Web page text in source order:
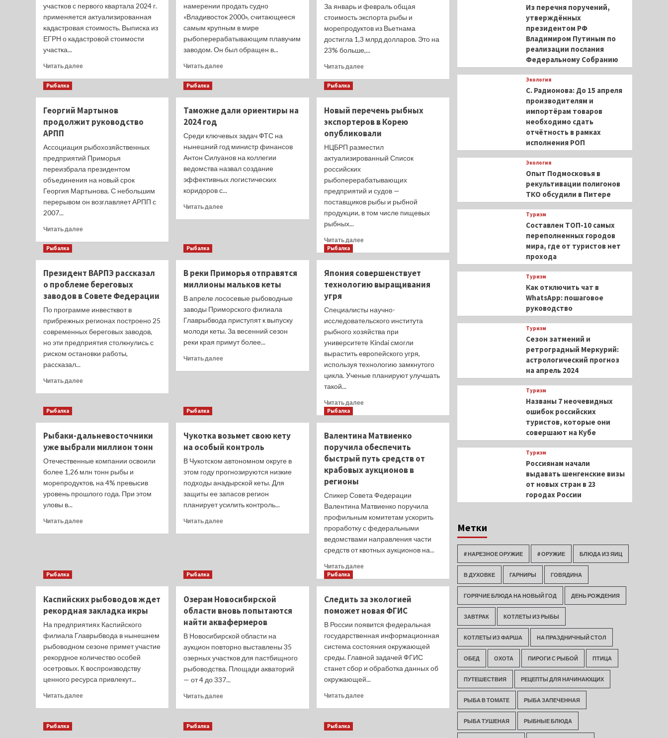
участков с первого квартала 2024 г.
применяется актуализированная
кадастровая стоимость. Выписка из
ЕГРН о кадастровой стоимости
участка...
Читать далееПрочитать
будут
взимать
переоценки
намерении продать судно
«Владивосток 2000», считающееся
самым крупным в мире
рыбоперерабатывающим плавучим
заводом. Он был обращен в...
Читать далееПрочитать
2000»
продаже
За январь и февраль общая
стоимость экспорта рыбы и
морепродуктов из Вьетнама
достигла 1,3 млрд долларов. Это на
23% больше,...
Читать далееПрочитать
укрепляют
позиции
за
Рыбалка
Георгий Мартынов
продолжит руководство
АРПП
Ассоциация рыбохозяйственных
предприятий Приморья
переизбрала президентом
объединения на новый срок
Георгия Мартынова. С небольшим
перерывом он возглавляет АРПП с
2007...
Читать далееПрочитать
продолжит
руководство
АРПП
Рыбалка
Таможне дали ориентиры на
2024 год
Среди ключевых задач ФТС на
нынешний год министр финансов
Антон Силуанов на коллегии
ведомства назвал создание
эффективных логистических
коридоров с...
Читать далееПрочитать
на
2024
Рыбалка
Новый перечень рыбных
экспортеров в Корею
опубликовали
НЦБРП разместил
актуализированный Список
российских
рыбоперерабатывающих
предприятий и судов —
поставщиков рыбы и рыбной
продукции, в том числе пищевых
рыбных...
Читать далееПрочитать
перечень
рыбных
Корею
опубликовали
Рыбалка
Президент ВАРПЭ рассказал
о проблеме береговых
заводов в Совете Федерации
По программе инвестквот в
прибрежных регионах построено 25
современных береговых заводов,
но эти предприятия столкнулись с
риском остановки работы,
рассказал...
Читать далееПрочитать
о
проблеме
заводов
в
Совете
Федерации
Рыбалка
В реки Приморья отправятся
миллионы мальков кеты
В апреле лососевые рыбоводные
заводы Приморского филиала
Главрыбвода приступят к выпуску
молоди кеты. За весенний сезон
реки края примут более...
Читать далееПрочитать
миллионы
мальков
кеты
Рыбалка
Япония совершенствует
технологию выращивания
угря
Специалисты научно-
исследовательского института
рыбного хозяйства при
университете Kindai смогли
вырастить европейского угря,
используя технологию замкнутого
цикла. Ученые планируют улучшать
такой...
Читать далееПрочитать
совершенствует
технологию
выращивания
угря
Рыбалка
Рыбаки-дальневосточники
уже выбрали миллион тонн
Отечественные компании освоили
более 1,26 млн тонн рыбы и
морепродуктов, на 4% превысив
уровень прошлого года. При этом
уловы в...
Читать далееПрочитать
миллион
Рыбалка
Чукотка возьмет свою кету
на особый контроль
В Чукотском автономном округе в
этом году прогнозируются низкие
подходы анадырской кеты. Для
защиты ее запасов регион
планирует усилить контроль...
Читать далееПрочитать
на
особый
контроль
Рыбалка
Валентина Матвиенко
поручила обеспечить
быстрый путь средств от
крабовых аукционов в
регионы
Спикер Совета Федерации
Валентина Матвиенко поручила
профильным комитетам ускорить
проработку с федеральными
ведомствами направления части
средств от квотных аукционов на...
Читать далееПрочитать
Матвиенко
поручила
обеспечить
быстрый
путь
средств
от
крабовых
аукционов
регионы
Рыбалка
Каспийских рыбоводов ждет
рекордная закладка икры
На предприятиях Каспийского
филиала Главрыбвода в нынешнем
рыбоводном сезоне примет участие
рекордное количество особей
осетровых. К воспроизводству
ценного ресурса привлекут...
Читать далееПрочитать
Рыбалка
Озерам Новосибирской
области вновь попытаются
найти аквафермеров
В Новосибирской области на
аукцион повторно выставлены 35
озерных участков для пастбищного
рыбоводства. Площади акваторий
— от 4 до 337...
Читать далееПрочитать
Рыбалка
Следить за экологией
поможет новая ФГИС
В России появится федеральная
государственная информационная
система состояния окружающей
среды. Главной задачей ФГИС
станет сбор и обработка данных об
окружающей...
Читать далееПрочитать
Рыбалка Рыбалка Рыбалка
Из перечня поручений,
утверждённых
президентом РФ
Владимиром Путиным по
реализации послания
Федеральному Собранию
Экология
С. Радионова: До 15 апреля
производителям и
импортёрам товаров
необходимо сдать
отчётность в рамках
исполнения РОП
Экология
Опыт Подмосковья в
рекультивации полигонов
ТКО обсудили в Питере
Туризм
Составлен ТОП-10 самых
переполненных городов
мира, где от туристов нет
прохода
Туризм
Как отключить чат в
WhatsApp: пошаговое
руководство
Туризм
Сезон затмений и
ретроградный Меркурий:
астрологический прогноз
на апрель 2024
Туризм
Названы 7 неочевидных
ошибок российских
туристов, которые они
совершают на Кубе
Туризм
Россиянам начали
выдавать шенгенские визы
от новых стран в 23
городах России
Метки
# НАРЕЗНОЕ ОРУЖИЕ # ОРУЖИЕ БЛЮДА ИЗ ЯИЦ
В ДУХОВКЕ ГАРНИРЫ ГОВЯДИНА
ГОРЯЧИЕ БЛЮДА НА НОВЫЙ ГОД ДЕНЬ РОЖДЕНИЯ
ЗАВТРАК КОТЛЕТЫ ИЗ РЫБЫ
КОТЛЕТЫ ИЗ ФАРША НА ПРАЗДНИЧНЫЙ СТОЛ
ОБЕД ОХОТА ПИРОГИ С РЫБОЙ ПТИЦА
ПУТЕШЕСТВИЯ РЕЦЕПТЫ ДЛЯ НАЧИНАЮЩИХ
РЫБА В ТОМАТЕ РЫБА ЗАПЕЧЕННАЯ
РЫБА ТУШЕНАЯ РЫБНЫЕ БЛЮДА